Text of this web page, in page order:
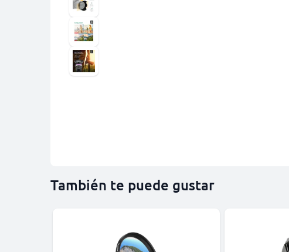
También te puede gustar